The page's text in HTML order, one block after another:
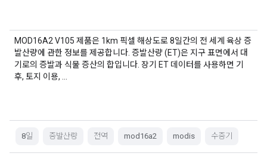
MOD16A2 V105 제품은 1km 픽셀 해상도로 8일간의 전 세계 육상 증
발산량에 관한 정보를 제공합니다. 증발산량 (ET)은 지구 표면에서 대
기로의 증발과 식물 증산의 합입니다. 장기 ET 데이터를 사용하면 기
후, 토지 이용, …
8일 증발산량 전역 mod16a2 modis 수증기